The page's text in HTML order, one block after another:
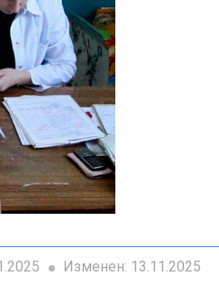
Изменен: 13.11.2025